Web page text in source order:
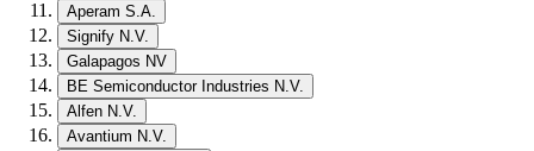
Aperam S.A.
Signify N.V.
Galapagos NV
BE Semiconductor Industries N.V.
Alfen N.V.
Avantium N.V.